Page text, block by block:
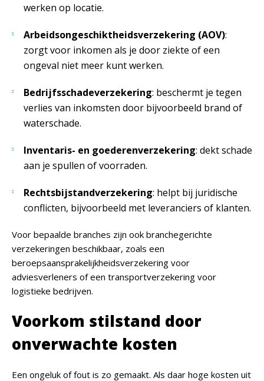
werken op locatie.
Arbeidsongeschiktheidsverzekering (AOV):
zorgt voor inkomen als je door ziekte of een
ongeval niet meer kunt werken.
Bedrijfsschadeverzekering: beschermt je tegen
verlies van inkomsten door bijvoorbeeld brand of
waterschade.
Inventaris- en goederenverzekering: dekt schade
aan je spullen of voorraden.
Rechtsbijstandverzekering: helpt bij juridische
conflicten, bijvoorbeeld met leveranciers of klanten.
Voor bepaalde branches zijn ook branchegerichte
verzekeringen beschikbaar, zoals een
beroepsaansprakelijkheidsverzekering voor
adviesverleners of een transportverzekering voor
logistieke bedrijven.
Voorkom stilstand door
onverwachte kosten
Een ongeluk of fout is zo gemaakt. Als daar hoge kosten uit